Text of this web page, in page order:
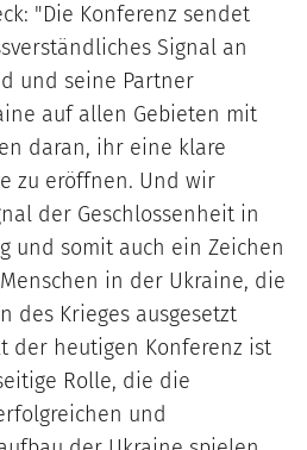
"Die Konferenz sendet
Signal an
und seine Partner
auf allen Gebieten mit
daran, ihr eine klare
zu eröffnen. Und wir
der Geschlossenheit in
und somit auch ein Zeichen
in der Ukraine, die
des Krieges ausgesetzt
der heutigen Konferenz ist
Rolle, die die
und